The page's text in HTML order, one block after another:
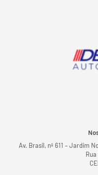
Av. Brasil, nº 611 – Jardim